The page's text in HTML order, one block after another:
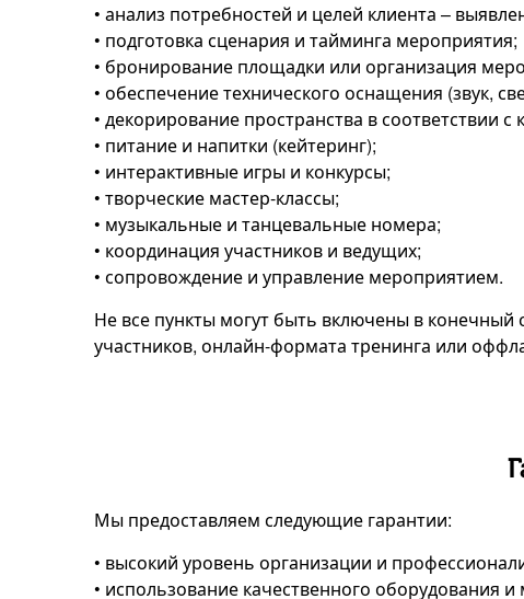
• анализ потребностей и целей клиента –
• подготовка сценария и тайминга мероприятия;
• бронирование площадки или организация
• обеспечение технического оснащения (звук,
• декорирование пространства в соответствии с
• питание и напитки (кейтеринг);
• интерактивные игры и конкурсы;
• творческие мастер-классы;
• музыкальные и танцевальные номера;
• координация участников и ведущих;
• сопровождение и управление мероприятием.
Не все пункты могут быть включены в конечный
участников, онлайн-формата тренинга или
Мы предоставляем следующие гарантии:
• высокий уровень организации и
• использование качественного оборудования и